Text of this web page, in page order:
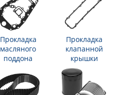
Прокладка
масляного
поддона
Прокладка
клапанной
крышки